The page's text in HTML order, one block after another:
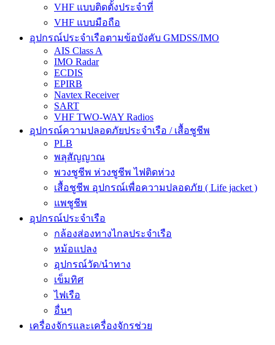
VHF แบบติดตั้งประจำที่
VHF แบบมือถือ
อุปกรณ์ประจำเรือตามข้อบังคับ GMDSS/IMO
AIS Class A
IMO Radar
ECDIS
EPIRB
Navtex Receiver
SART
VHF TWO-WAY Radios
อุปกรณ์ความปลอดภัยประจำเรือ / เสื้อชูชีพ
PLB
พลุสัญญาณ
พวงชูชีพ ห่วงชูชีพ ไฟติดห่วง
เสื้อชูชีพ อุปกรณ์เพื่อความปลอดภัย ( Life jacket )
แพชูชีพ
อุปกรณ์ประจำเรือ
กล้องส่องทางไกลประจำเรือ
หม้อแปลง
อุปกรณ์วัด/นำทาง
เข็มทิศ
ไฟเรือ
อื่นๆ
เครื่องจักรและเครื่องจักรช่วย